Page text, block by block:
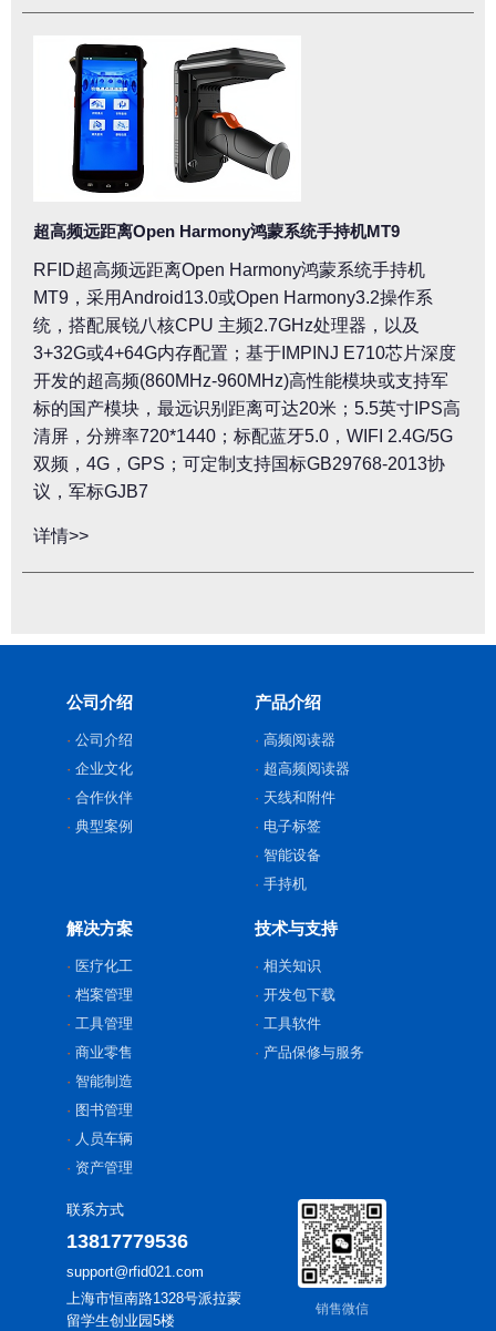
超高频远距离Open Harmony鸿蒙系统手持机MT9
RFID超高频远距离Open Harmony鸿蒙系统手持机
MT9，采用Android13.0或Open Harmony3.2操作系
统，搭配展锐八核CPU 主频2.7GHz处理器，以及
3+32G或4+64G内存配置；基于IMPINJ E710芯片深度
开发的超高频(860MHz-960MHz)高性能模块或支持军
标的国产模块，最远识别距离可达20米；5.5英寸IPS高
清屏，分辨率720*1440；标配蓝牙5.0，WIFI 2.4G/5G
双频，4G，GPS；可定制支持国标GB29768-2013协
议，军标GJB7
详情>>
公司介绍
公司介绍
企业文化
合作伙伴
典型案例
产品介绍
高频阅读器
超高频阅读器
天线和附件
电子标签
智能设备
手持机
解决方案
医疗化工
档案管理
工具管理
商业零售
智能制造
图书管理
人员车辆
资产管理
技术与支持
相关知识
开发包下载
工具软件
产品保修与服务
联系方式
13817779536
support@rfid021.com
上海市恒南路1328号派拉蒙
留学生创业园5楼
销售微信